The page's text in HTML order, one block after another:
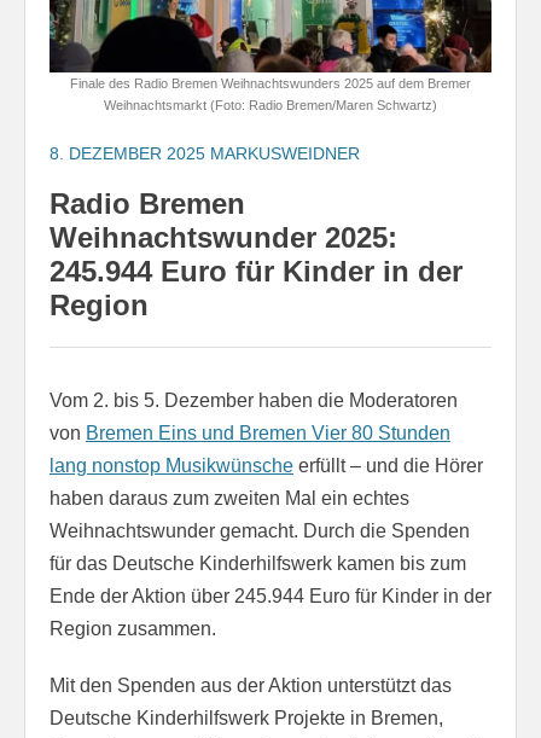
Finale des Radio Bremen Weihnachtswunders 2025 auf dem Bremer
Weihnachtsmarkt (Foto: Radio Bremen/Maren Schwartz)
8. DEZEMBER 2025 MARKUSWEIDNER
Radio Bremen
Weihnachtswunder 2025:
245.944 Euro für Kinder in der
Region
Vom 2. bis 5. Dezember haben die Moderatoren
von Bremen Eins und Bremen Vier 80 Stunden
lang nonstop Musikwünsche erfüllt – und die Hörer
haben daraus zum zweiten Mal ein echtes
Weihnachtswunder gemacht. Durch die Spenden
für das Deutsche Kinderhilfswerk kamen bis zum
Ende der Aktion über 245.944 Euro für Kinder in der
Region zusammen.
Mit den Spenden aus der Aktion unterstützt das
Deutsche Kinderhilfswerk Projekte in Bremen,